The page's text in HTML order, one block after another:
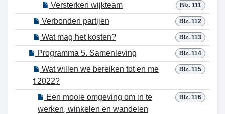
Blz. 111
Versterken wijkteam
Blz. 112
Verbonden partijen
Blz. 113
Wat mag het kosten?
Blz. 114
Programma 5. Samenleving
Blz. 115
Wat willen we bereiken tot en me
t 2022?
Blz. 116
Een mooie omgeving om in te
werken, winkelen en wandelen